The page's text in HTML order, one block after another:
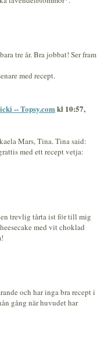
tre år. Bra jobbat! Ser fram
med recept.
-- Topsy.comkl 10:57,
Mars, Tina. Tina said:
med ett recept vetja:
trevlig tårta ist för till mig
med vit choklad
och har inga bra recept i
gång när huvudet har